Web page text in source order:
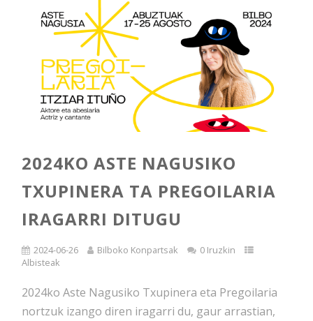
2024KO ASTE NAGUSIKO
TXUPINERA TA PREGOILARIA
IRAGARRI DITUGU
2024-06-26 Bilboko Konpartsak
0 Iruzkin
Albisteak
2024ko Aste Nagusiko Txupinera eta Pregoilaria
nortzuk izango diren iragarri du, gaur arrastian,